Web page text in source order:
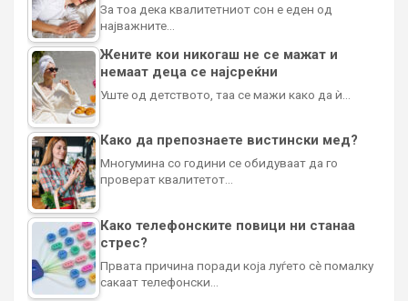
За тоа дека квалитетниот сон е еден од
најважните…
Жените кои никогаш не се мажат и
немаат деца се најсреќни
Уште од детството, таа се мажи како да ѝ…
Како да препознаете вистински мед?
Многумина со години се обидуваат да го
проверат квалитетот…
Како телефонските повици ни станаа
стрес?
Првата причина поради која луѓето сè помалку
сакаат телефонски…